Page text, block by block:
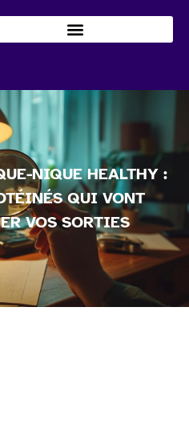
NIQUE HEALTHY :
QUI VONT
VOS SORTIES